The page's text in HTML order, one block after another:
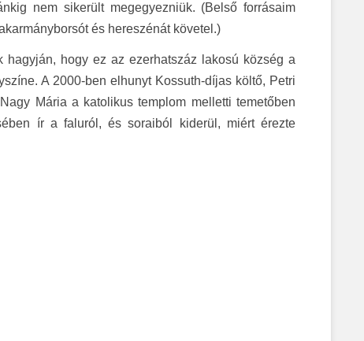
nem sikerült megegyezniük. (Belső forrásaim
és hereszénát követel.)
hogy ez az ezerhatszáz lakosú község a
A 2000-ben elhunyt Kossuth-díjas költő, Petri
Mária a katolikus templom melletti temetőben
ír a faluról, és soraiból kiderül, miért érezte